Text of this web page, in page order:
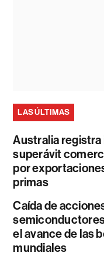
LAS ÚLTIMAS
Australia
superávit
por
primas
Caída de
el avance de las
mundiales